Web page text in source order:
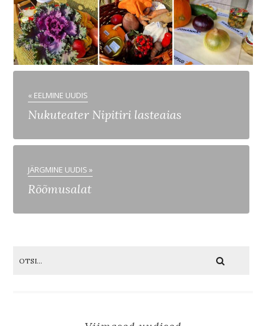
« EELMINE UUDIS
Nukuteater Nipitiri lasteaias
JÄRGMINE UUDIS »
Rõõmusalat